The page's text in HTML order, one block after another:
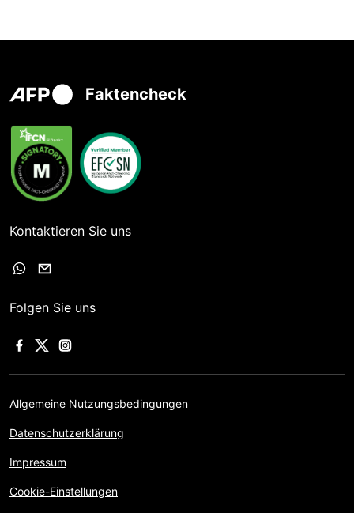
Faktencheck
Kontaktieren Sie uns
Folgen Sie uns
Allgemeine Nutzungsbedingungen
Datenschutzerklärung
Impressum
Cookie-Einstellungen